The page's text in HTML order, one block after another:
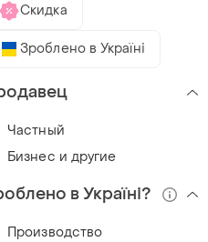
Скидка
Зроблено в Україні
Частный
Бизнес и другие
в Україні?
Производство